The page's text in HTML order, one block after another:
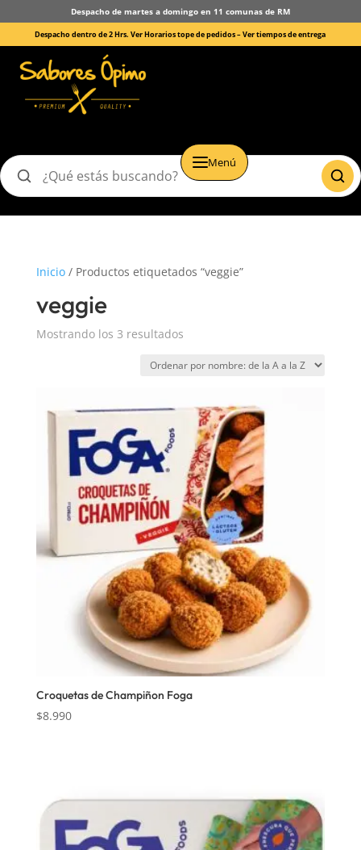
Despacho de martes a domingo en 11 comunas de RM
Despacho dentro de 2 Hrs. Ver Horarios tope de pedidos –Ver tiempos de entrega
Menú
Buscar
Inicio/ Productos etiquetados “veggie”
veggie
Mostrando los 3 resultados
Croquetas de Champiñon Foga
$8.990